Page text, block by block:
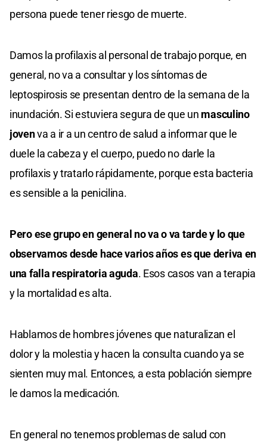
persona puede tener riesgo de muerte.
Damos la profilaxis al personal de trabajo porque, en
general, no va a consultar y los síntomas de
leptospirosis se presentan dentro de la semana de la
inundación. Si estuviera segura de que un masculino
jovenva a ir a un centro de salud a informar que le
duele la cabeza y el cuerpo, puedo no darle la
profilaxis y tratarlo rápidamente, porque esta bacteria
es sensible a la penicilina.
Pero ese grupo en general no va o va tarde y lo que
observamos desde hace varios años es que deriva en
una falla respiratoria aguda. Esos casos van a terapia
y la mortalidad es alta.
Hablamos de hombres jóvenes que naturalizan el
dolor y la molestia y hacen la consulta cuando ya se
sienten muy mal. Entonces, a esta población siempre
le damos la medicación.
En general no tenemos problemas de salud con